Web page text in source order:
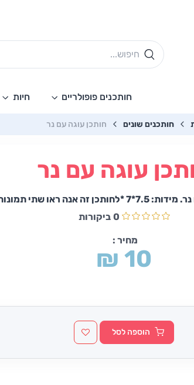
חותכנים פופולריים חיות
חותכנים שונים חותכן עוגה עם נר
עוגה עם נר
זה אנה ראו שתי תמונות
0 ביקורות
מחיר :
₪ 10
הוספה לסל